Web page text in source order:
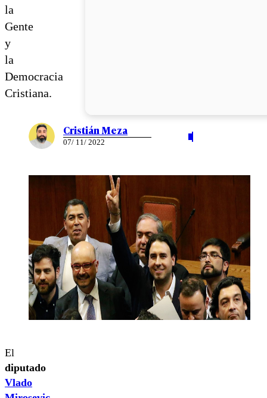
la
Gente
y
la
Democracia
Cristiana.
Cristián Meza
07/ 11/ 2022
El
diputado
Vlado